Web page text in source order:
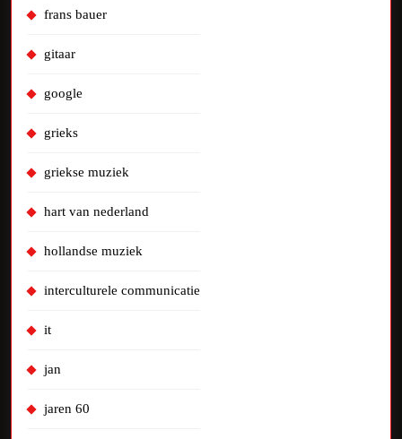
frans bauer
gitaar
google
grieks
griekse muziek
hart van nederland
hollandse muziek
interculturele communicatie
it
jan
jaren 60